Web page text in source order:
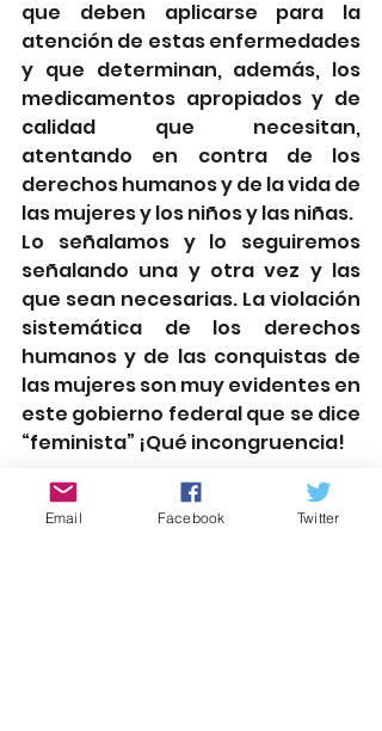
que deben aplicarse para la
atención de estas enfermedades
y que determinan, además, los
medicamentos apropiados y de
calidad que necesitan,
atentando en contra de los
derechos humanos y de la vida de
las mujeres y los niños y las niñas.
Lo señalamos y lo seguiremos
señalando una y otra vez y las
que sean necesarias. La violación
sistemática de los derechos
humanos y de las conquistas de
las mujeres son muy evidentes en
este gobierno federal que se dice
“feminista” ¡Qué incongruencia!
rgolmedo51@gmail.com
Email Facebook Twitter